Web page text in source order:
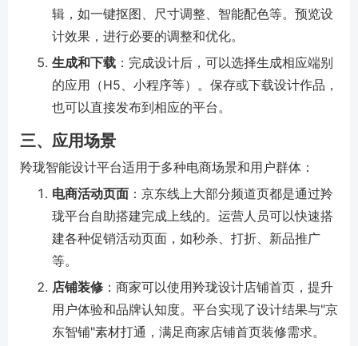
辑，如一键抠图、尺寸调整、智能配色等。预览设
计效果，进行必要的调整和优化。
生成和下载 ：完成设计后，可以选择生成相应端别
的应用（H5、小程序等）。保存或下载设计作品，
也可以直接发布到相应的平台。
三、应用场景
羚珑智能设计平台适用于多种电商场景和用户群体：
电商活动页面 ：京东线上大部分频道页都是通过羚
珑平台自助搭建完成上线的。运营人员可以快速搭
建各种促销活动页面，如秒杀、打折、新品推广
等。
店铺装修 ：商家可以使用羚珑设计店铺首页，提升
用户体验和品牌认知度。平台实现了设计结果与"京
东智铺"素材打通，满足商家店铺首页装修需求。